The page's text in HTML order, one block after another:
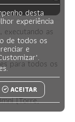
executando as
para todos os
(Torre,
desta
experiência
de todos os
e
.
.
ACEITAR